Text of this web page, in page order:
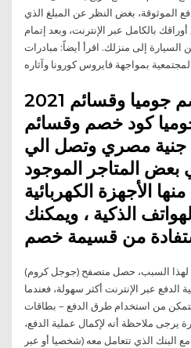
الموثوقة، بغض النظر عن المبلغ الذي
بالكامل عبر الإنترنت، وبعد إتمام
السيارة إلى منزلك. اقرأ أيضاً: مبادرات
بمواجهة فايروس كورونا وآثاره
كود خصم جوميا وقسائم 2021 - Jumia.
كود خصم وقسائم
شراء تبدا من 50 جنية مصري وتصل الي
بعض المتاجر الموجود
الأجهزة الكهربائية
الذكية ، ويمكنك
من قسيمة خصم
لهذا السبب، حصل متصفح (جوجل كروم) Google Chrome على تحديث
عبر الإنترنت أكثر سهولة، فعندما
من استخدام طرق الدفع – بطاقات
3‏‏/1442 بعد الهجرة يرجى ملاحظة أنه لإكمال عملية الدفع،
البنك الذي تتعامل معه (شخصيا أو عبر